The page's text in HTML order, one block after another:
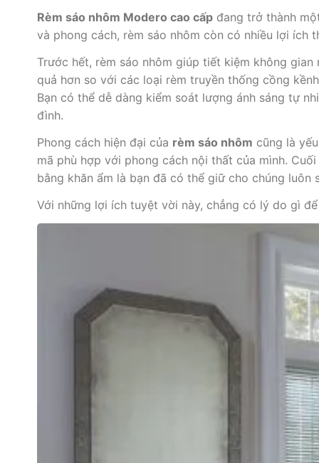
Rèm sáo nhôm Modero cao cấpđang trở thành
và phong cách, rèm sáo nhôm còn có nhiều lợi ích
Trước hết, rèm sáo nhôm giúp tiết kiệm không
quả hơn so với các loại rèm truyền thống cồng
Bạn có thể dễ dàng kiểm soát lượng ánh sáng tự
đình.
Phong cách hiện đại của rèm sáo nhôm cũng là
mã phù hợp với phong cách nội thất của mình.
bằng khăn ẩm là bạn đã có thể giữ cho chúng luôn
Với những lợi ích tuyệt vời này, chẳng có lý do gì